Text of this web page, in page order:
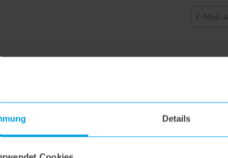
Details